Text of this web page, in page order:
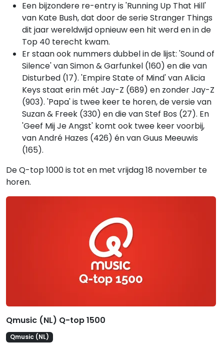
Een bijzondere re-entry is 'Running Up That Hill'
van Kate Bush, dat door de serie Stranger Things
dit jaar wereldwijd opnieuw een hit werd en in de
Top 40 terecht kwam.
Er staan ook nummers dubbel in de lijst: 'Sound of
Silence' van Simon & Garfunkel (160) en die van
Disturbed (17). 'Empire State of Mind' van Alicia
Keys staat erin mét Jay-Z (689) en zonder Jay-Z
(903). 'Papa' is twee keer te horen, de versie van
Suzan & Freek (330) en die van Stef Bos (27). En
'Geef Mij Je Angst' komt ook twee keer voorbij,
van André Hazes (426) én van Guus Meeuwis
(165).
De Q-top 1000 is tot en met vrijdag 18 november te
horen.
Gerelateerde hitlijsten
Qmusic (NL) Q-top 1500
Qmusic (NL)